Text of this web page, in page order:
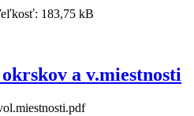
183,75 kB
a v.miestnosti